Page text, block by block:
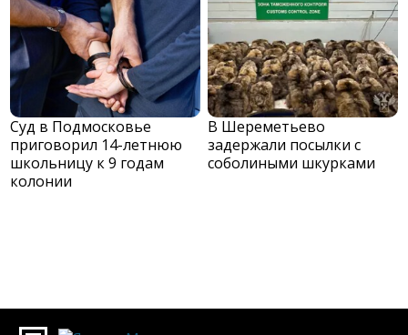
Суд в Подмосковье
приговорил 14-летнюю
школьницу к 9 годам
колонии
В Шереметьево
задержали посылки с
соболиными шкурками